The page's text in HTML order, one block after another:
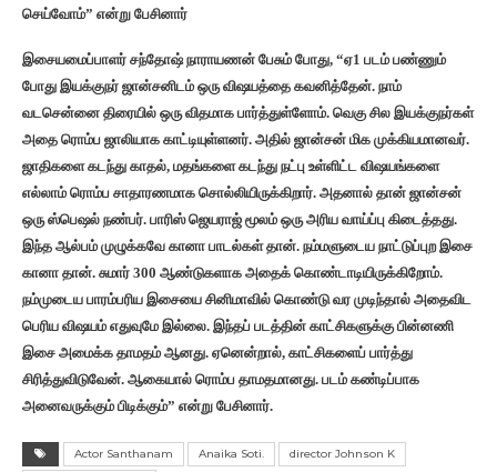
செய்வோம்” என்று பேசினார்
இசையமைப்பாளர் சந்தோஷ் நாராயணன் பேசும் போது, “ஏ1 படம் பண்ணும்
போது இயக்குநர் ஜான்சனிடம் ஒரு விஷயத்தை கவனித்தேன். நாம்
வடசென்னை திரையில் ஒரு விதமாக பார்த்துள்ளோம். வெகு சில இயக்குநர்கள்
அதை ரொம்ப ஜாலியாக காட்டியுள்ளனர். அதில் ஜான்சன் மிக முக்கியமானவர்.
ஜாதிகளை கடந்து காதல், மதங்களை கடந்து நட்பு உள்ளிட்ட விஷயங்களை
எல்லாம் ரொம்ப சாதாரணமாக சொல்லியிருக்கிறார். அதனால் தான் ஜான்சன்
ஒரு ஸ்பெஷல் நண்பர். பாரிஸ் ஜெயராஜ் மூலம் ஒரு அரிய வாய்ப்பு கிடைத்தது.
இந்த ஆல்பம் முழுக்கவே கானா பாடல்கள் தான். நம்மளுடைய நாட்டுப்புற இசை
கானா தான். சுமார் 300 ஆண்டுகளாக அதைக் கொண்டாடியிருக்கிறோம்.
நம்முடைய பாரம்பரிய இசையை சினிமாவில் கொண்டு வர முடிந்தால் அதைவிட
பெரிய விஷயம் எதுவுமே இல்லை. இந்தப் படத்தின் காட்சிகளுக்கு பின்னணி
இசை அமைக்க தாமதம் ஆனது. ஏனென்றால், காட்சிகளைப் பார்த்து
சிரித்துவிடுவேன். ஆகையால் ரொம்ப தாமதமானது. படம் கண்டிப்பாக
அனைவருக்கும் பிடிக்கும்” என்று பேசினார்.
Actor Santhanam Anaika Soti.
director Johnson K